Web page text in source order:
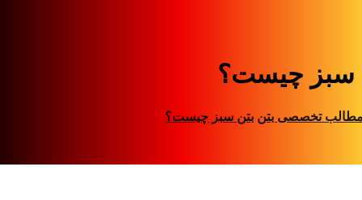
سبز چیست؟
تخصصی بتن بتن سبز چیست؟